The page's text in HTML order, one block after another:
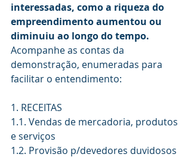
interessadas, como a riqueza do
empreendimento aumentou ou
diminuiu ao longo do tempo.
Acompanhe as contas da
demonstração, enumeradas para
facilitar o entendimento:
1. RECEITAS
1.1. Vendas de mercadoria, produtos
e serviços
1.2. Provisão p/devedores duvidosos